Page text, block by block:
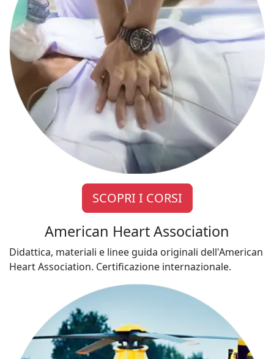
SCOPRI I CORSI
American Heart Association
Didattica, materiali e linee guida originali dell'American
Heart Association. Certificazione internazionale.